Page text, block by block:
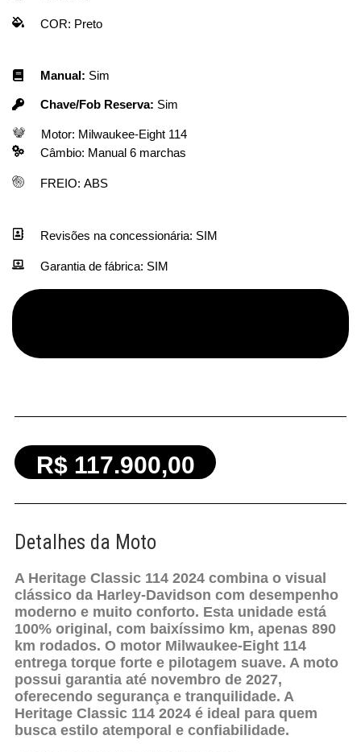
COR: Preto
Manual: Sim
Chave/Fob Reserva: Sim
Motor: Milwaukee-Eight 114
Câmbio: Manual 6 marchas
FREIO: ABS
Revisões na concessionária: SIM
Garantia de fábrica: SIM
R$ 117.900,00
Detalhes da Moto
A Heritage Classic 114 2024 combina o visual
clássico da Harley-Davidson com desempenho
moderno e muito conforto. Esta unidade está
100% original, com baixíssimo km, apenas 890
km rodados. O motor Milwaukee-Eight 114
entrega torque forte e pilotagem suave. A moto
possui garantia até novembro de 2027,
oferecendo segurança e tranquilidade. A
Heritage Classic 114 2024 é ideal para quem
busca estilo atemporal e confiabilidade.